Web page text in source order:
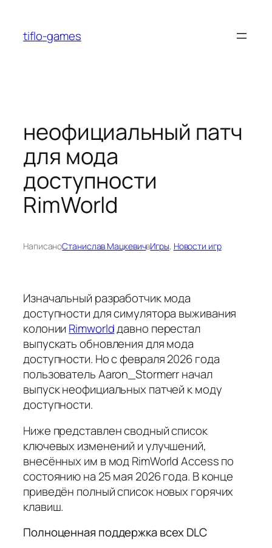
содержимому
tiflo-games
неофициальный патч
для мода
доступности
RimWorld
НаписаноСтанислав МацкевичвИгры, Новости игр
Изначальный разработчик мода
доступности для симулятора выживания
колонии Rimworldдавно перестал
выпускать обновления для мода
доступности. Но с февраля 2026 года
пользователь Aaron_Stormerr начал
выпуск неофициальных патчей к моду
доступности.
Ниже представлен сводный список
ключевых изменений и улучшений,
внесённых им в мод RimWorld Access по
состоянию на 25 мая 2026 года. В конце
приведён полный список новых горячих
клавиш.
Полноценная поддержка всех DLC